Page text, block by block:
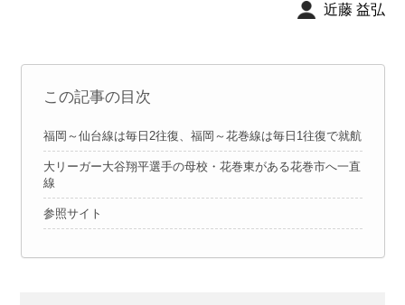
近藤 益弘
この記事の目次
福岡～仙台線は毎日2往復、福岡～花巻線は毎日1往復で就航
大リーガー大谷翔平選手の母校・花巻東がある花巻市へ一直
線
参照サイト